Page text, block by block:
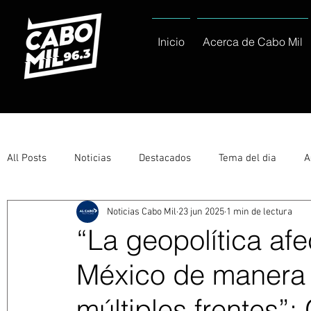
Inicio Acerca de Cabo Mil
All Posts Noticias Destacados Tema del dia
Entérate Deportes La buena del día
Ayuntamiento de Los Cabos Informa Nacionales e
“La geopolítica
México de
Noticias Cabo Mil 23 jun 2025 1 min de lectura